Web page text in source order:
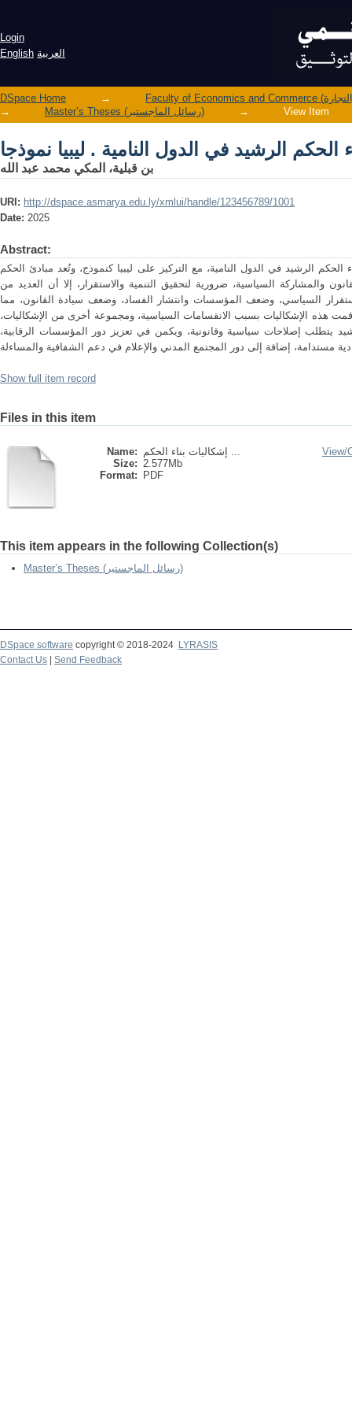
Login
English العربية
DSpace Home
→
→
Master’s Theses (رسائل الماجستير) → View Item
الحكم الرشيد في الدول النامية . ليبيا نموذجا
بن قبلية، المكي محمد عبد الله
URI: http://dspace.asmarya.edu.ly/xmlui/handle/123456789/1001
Date: 2025
Abstract:
الرشيد في الدول النامية، مع التركيز على ليبيا كنموذج، وتُعد مبادئ الحكم
والمشاركة السياسية، ضرورية لتحقيق التنمية والاستقرار، إلا أن العديد من
السياسي، وضعف المؤسسات وانتشار الفساد، وضعف سيادة القانون، مما
هذه الإشكاليات بسبب الانقسامات السياسية، ومجموعة أخرى من الإشكاليات،
يتطلب إصلاحات سياسية وقانونية، ويكمن في تعزيز دور المؤسسات الرقابية،
Show full item record
Files in this item
Name:
إشكاليات بناء الحكم ...
Size: 2.577Mb
Format:
PDF
View/
This item appears in the following Collection(s)
Master’s Theses (رسائل الماجستير)
DSpace software copyright © 2018-2024 LYRASIS
Contact Us
Send Feedback